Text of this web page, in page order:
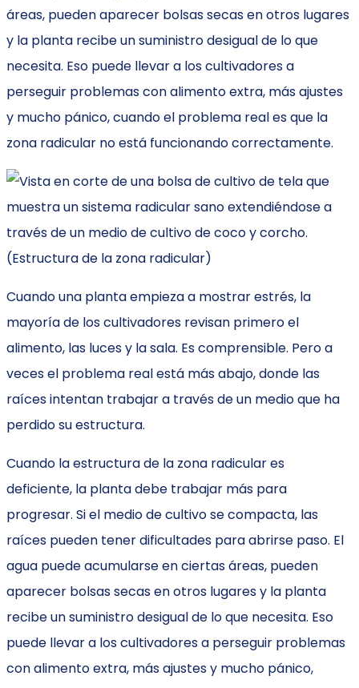
áreas, pueden aparecer bolsas secas en otros lugares
y la planta recibe un suministro desigual de lo que
necesita. Eso puede llevar a los cultivadores a
perseguir problemas con alimento extra, más ajustes
y mucho pánico, cuando el problema real es que la
zona radicular no está funcionando correctamente.
Cuando una planta empieza a mostrar estrés, la
mayoría de los cultivadores revisan primero el
alimento, las luces y la sala. Es comprensible. Pero a
veces el problema real está más abajo, donde las
raíces intentan trabajar a través de un medio que ha
perdido su estructura.
Cuando la estructura de la zona radicular es
deficiente, la planta debe trabajar más para
progresar. Si el medio de cultivo se compacta, las
raíces pueden tener dificultades para abrirse paso. El
agua puede acumularse en ciertas áreas, pueden
aparecer bolsas secas en otros lugares y la planta
recibe un suministro desigual de lo que necesita. Eso
puede llevar a los cultivadores a perseguir problemas
con alimento extra, más ajustes y mucho pánico,